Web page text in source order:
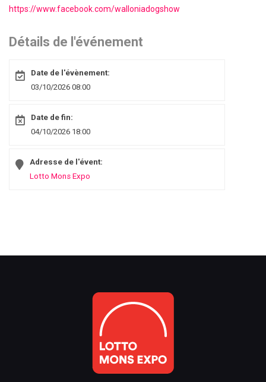
https://www.facebook.com/walloniadogshow
Détails de l'événement
Date de l'évènement:
03/10/2026 08:00
Date de fin:
04/10/2026 18:00
Adresse de l'évent:
Lotto Mons Expo